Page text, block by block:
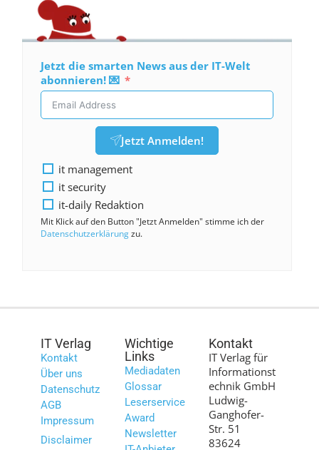
Jetzt die smarten News aus der IT-Welt
abonnieren! 💌
Jetzt Anmelden!
it management
it security
it-daily Redaktion
Mit Klick auf den Button "Jetzt Anmelden" stimme ich der
Datenschutzerklärungzu.
IT Verlag
Kontakt
Über uns
Datenschutz
AGB
Impressum
Disclaimer
Wichtige
Links
Mediadaten
Glossar
Leserservice
Award
Newsletter
Kontakt
IT Verlag für
Informationst
echnik GmbH
Ludwig-
Ganghofer-
Str. 51
83624